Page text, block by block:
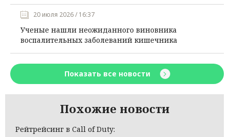
20 июля 2026 / 16:37
Ученые нашли неожиданного виновника
воспалительных заболеваний кишечника
Показать все новости
Похожие новости
Рейтрейсинг в Call of Duty: